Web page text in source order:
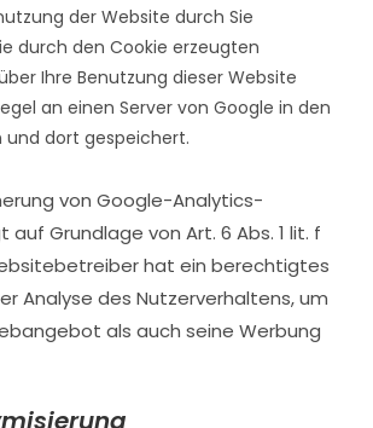
der Website durch Sie
durch den Cookie erzeugten
Ihre Benutzung dieser Website
an einen Server von Google in den
und dort gespeichert.
von Google-Analytics-
auf Grundlage von Art. 6 Abs. 1 lit. f
hat einberechtigtes
Analyse des Nutzerverhaltens, um
als auch seine Werbung